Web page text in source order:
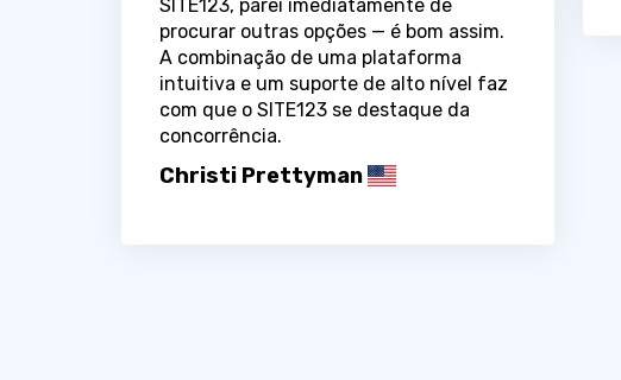
SITE123, parei imediatamente de
procurar outras opções — é bom assim.
A combinação de uma plataforma
intuitiva e um suporte de alto nível faz
com que o SITE123 se destaque da
concorrência.
Christi Prettyman